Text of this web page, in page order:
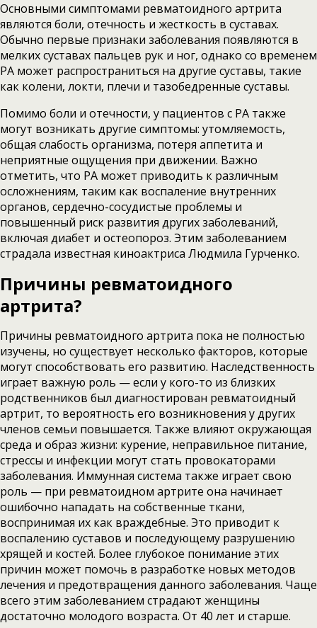
Основными симптомами ревматоидного артрита
являются боли, отечность и жесткость в суставах.
Обычно первые признаки заболевания появляются в
мелких суставах пальцев рук и ног, однако со временем
РА может распространиться на другие суставы, такие
как колени, локти, плечи и тазобедренные суставы.
Помимо боли и отечности, у пациентов с РА также
могут возникать другие симптомы: утомляемость,
общая слабость организма, потеря аппетита и
неприятные ощущения при движении. Важно
отметить, что РА может приводить к различным
осложнениям, таким как воспаление внутренних
органов, сердечно-сосудистые проблемы и
повышенный риск развития других заболеваний,
включая диабет и остеопороз. Этим заболеванием
страдала известная киноактриса Людмила Гурченко.
Причины ревматоидного
артрита?
Причины ревматоидного артрита пока не полностью
изучены, но существует несколько факторов, которые
могут способствовать его развитию. Наследственность
играет важную роль — если у кого-то из близких
родственников был диагностирован ревматоидный
артрит, то вероятность его возникновения у других
членов семьи повышается. Также влияют окружающая
среда и образ жизни: курение, неправильное питание,
стрессы и инфекции могут стать провокаторами
заболевания. Иммунная система также играет свою
роль — при ревматоидном артрите она начинает
ошибочно нападать на собственные ткани,
воспринимая их как враждебные. Это приводит к
воспалению суставов и последующему разрушению
хрящей и костей. Более глубокое понимание этих
причин может помочь в разработке новых методов
лечения и предотвращения данного заболевания. Чаще
всего этим заболеванием страдают женщины
достаточно молодого возраста. От 40 лет и старше.